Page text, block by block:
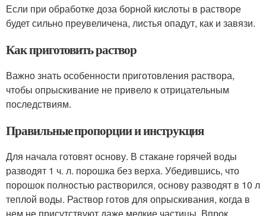
Если при обработке доза борной кислоты в растворе
будет сильно преувеличена, листья опадут, как и завязи.
Как приготовить раствор
Важно знать особенности приготовления раствора,
чтобы опрыскивание не привело к отрицательным
последствиям.
Правильные пропорции и инструкция
Для начала готовят основу. В стакане горячей воды
разводят 1 ч. л. порошка без верха. Убедившись, что
порошок полностью растворился, основу разводят в 10 л
теплой воды. Раствор готов для опрыскивания, когда в
нем не присутствуют даже мелкие частицы. Впрок